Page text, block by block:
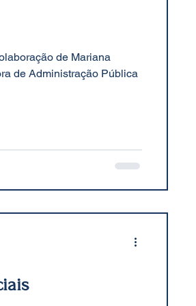
de Mariana
de Administração Pública